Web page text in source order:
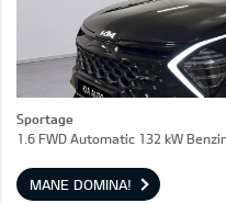
Sportage
1.6 FWD Automatic 132 kW
MANE DOMINA!